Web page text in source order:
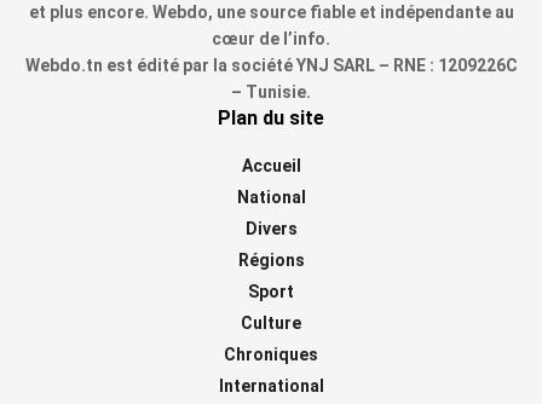
et plus encore. Webdo, une source fiable et indépendante au
cœur de l’info.
Webdo.tn est édité par la société YNJ SARL – RNE : 1209226C
– Tunisie.
Plan du site
Accueil
National
Divers
Régions
Sport
Culture
Chroniques
International